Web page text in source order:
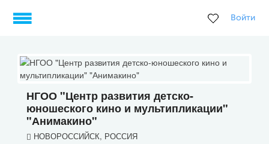
Войти
НГОО "Центр развития детско-
юношеского кино и мультипликации"
"Анимакино"
НОВОРОССИЙСК, РОССИЯ